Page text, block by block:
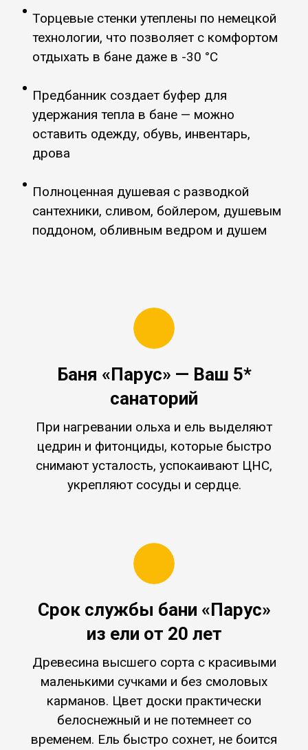
Торцевые стенки утеплены по немецкой
технологии, что позволяет с комфортом
отдыхать в бане даже в -30 °C
Предбанник создает буфер для
удержания тепла в бане — можно
оставить одежду, обувь, инвентарь,
дрова
Полноценная душевая с разводкой
сантехники, сливом, бойлером, душевым
поддоном, обливным ведром и душем
Баня «Парус» — Ваш 5*
санаторий
При нагревании ольха и ель выделяют
цедрин и фитонциды, которые быстро
снимают усталость, успокаивают ЦНС,
укрепляют сосуды и сердце.
Срок службы бани «Парус»
из ели от 20 лет
Древесина высшего сорта с красивыми
маленькими сучками и без смоловых
карманов. Цвет доски практически
белоснежный и не потемнеет со
временем. Ель быстро сохнет, не боится